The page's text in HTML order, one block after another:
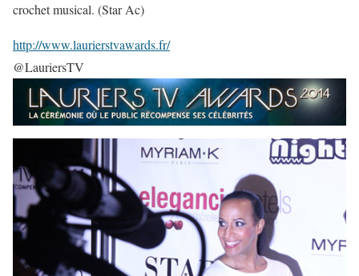
crochet musical. (Star Ac)
http://www.laurierstvawards.fr/
@LauriersTV